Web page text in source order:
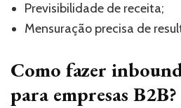
Previsibilidade de receita;
Mensuração precisa de
Como fazer
para empresas B2B?